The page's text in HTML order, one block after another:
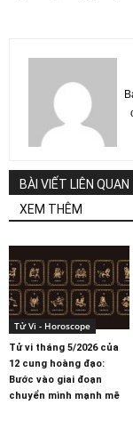
BÀI VIẾT LIÊN QUAN
XEM THÊM
Tử Vi - Horoscope
Tử vi tháng 5/2026 của
12 cung hoàng đạo:
Bước vào giai đoạn
chuyển mình mạnh mẽ